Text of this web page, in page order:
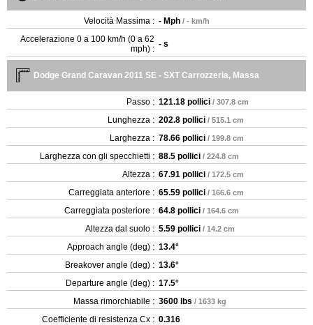
Velocità Massima : - Mph / - km/h
Accelerazione 0 a 100 km/h (0 a 62
mph) : - s
Dodge Grand Caravan 2011 SE - SXT Carrozzeria, Massa
Passo : 121.18 pollici / 307.8 cm
Lunghezza : 202.8 pollici / 515.1 cm
Larghezza : 78.66 pollici / 199.8 cm
Larghezza con gli specchietti : 88.5 pollici / 224.8 cm
Altezza : 67.91 pollici / 172.5 cm
Carreggiata anteriore : 65.59 pollici / 166.6 cm
Carreggiata posteriore : 64.8 pollici / 164.6 cm
Altezza dal suolo : 5.59 pollici / 14.2 cm
Approach angle (deg) : 13.4°
Breakover angle (deg) : 13.6°
Departure angle (deg) : 17.5°
Massa rimorchiabile : 3600 lbs / 1633 kg
Coefficiente di resistenza Cx : 0.316